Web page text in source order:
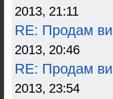
2013, 21:11
RE: Продам
2013, 20:46
RE: Продам
2013, 23:54